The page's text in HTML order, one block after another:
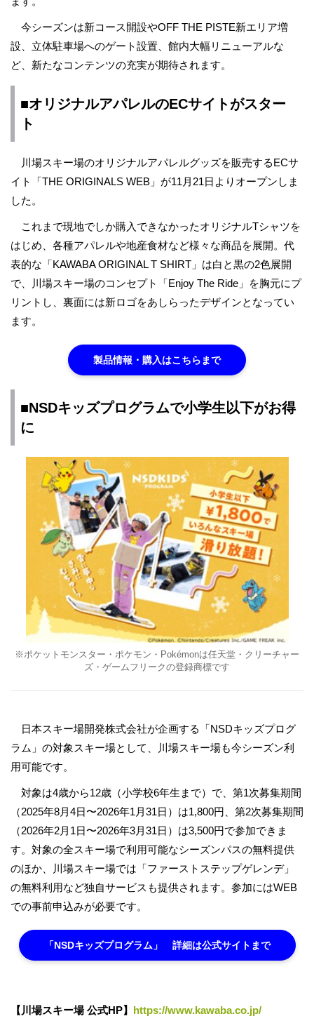
今シーズンは新コース開設やOFF THE PISTE新エリア増
設、立体駐車場へのゲート設置、館内大幅リニューアルな
ど、新たなコンテンツの充実が期待されます。
■オリジナルアパレルのECサイトがスター
ト
川場スキー場のオリジナルアパレルグッズを販売するECサ
イト「THE ORIGINALS WEB」が11月21日よりオープンしま
した。
これまで現地でしか購入できなかったオリジナルTシャツを
はじめ、各種アパレルや地産食材など様々な商品を展開。代
表的な「KAWABA ORIGINAL T SHIRT」は白と黒の2色展開
で、川場スキー場のコンセプト「Enjoy The Ride」を胸元にプ
リントし、裏面には新ロゴをあしらったデザインとなってい
ます。
製品情報・購入はこちらまで
■NSDキッズプログラムで小学生以下がお得
に
※ポケットモンスター・ポケモン・Pokémonは任天堂・クリーチャー
ズ・ゲームフリークの登録商標です
日本スキー場開発株式会社が企画する「NSDキッズプログ
ラム」の対象スキー場として、川場スキー場も今シーズン利
用可能です。
対象は4歳から12歳（小学校6年生まで）で、第1次募集期間
（2025年8月4日〜2026年1月31日）は1,800円、第2次募集期間
（2026年2月1日〜2026年3月31日）は3,500円で参加できま
す。対象の全スキー場で利用可能なシーズンパスの無料提供
のほか、川場スキー場では「ファーストステップゲレンデ」
の無料利用など独自サービスも提供されます。参加にはWEB
での事前申込みが必要です。
「NSDキッズプログラム」 詳細は公式サイトまで
【川場スキー場 公式HP】 https://www.kawaba.co.jp/